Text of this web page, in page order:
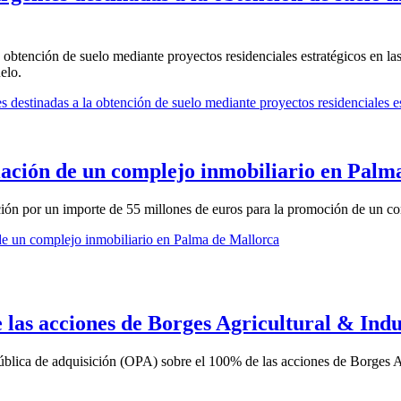
de suelo mediante proyectos residenciales estratégicos en
a la obtención de suelo mediante proyectos residenciales
de un complejo inmobiliario en
por un importe de 55 millones de euros para la promoción de un
un complejo inmobiliario en Palma de Mallorca
las acciones de Borges Agricultural &
de adquisición (OPA) sobre el 100% de las acciones de